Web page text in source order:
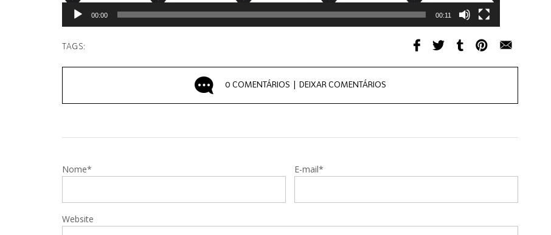
00:00 00:11
TAGS:
0 COMENTÁRIOS | DEIXAR COMENTÁRIOS
Nome* E-mail*
Website